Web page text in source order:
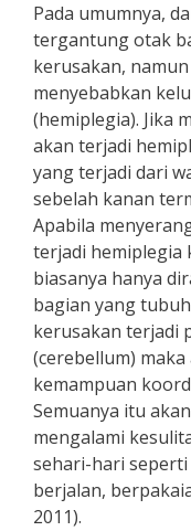
Pada umumnya,
tergantung otak
kerusakan,
menyebabkan
(hemiplegia). Jika
akan terjadi
yang terjadi dari
sebelah kanan
Apabila
terjadi hemiplegia
biasanya hanya
bagian yang
kerusakan terjadi
(cerebellum)
kemampuan
Semuanya itu
mengalami
sehari-hari
berjalan,
2011).